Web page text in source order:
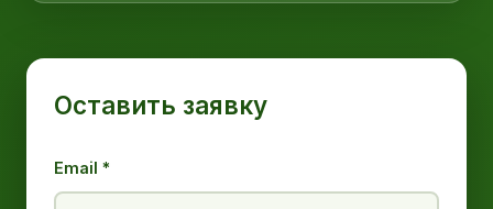
Оставить заявку
Email *